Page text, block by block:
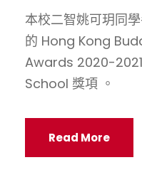
本校二智姚可玥同
的 Hong Kong
Awards 2020-
School 獎項 。
Read More